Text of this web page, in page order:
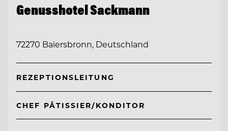
Genusshotel Sackmann
72270 Baiersbronn, Deutschland
REZEPTIONSLEITUNG
CHEF PÂTISSIER/KONDITOR